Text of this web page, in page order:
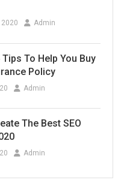
Admin
Tips To Help You Buy
Policy
Admin
The Best SEO
Admin